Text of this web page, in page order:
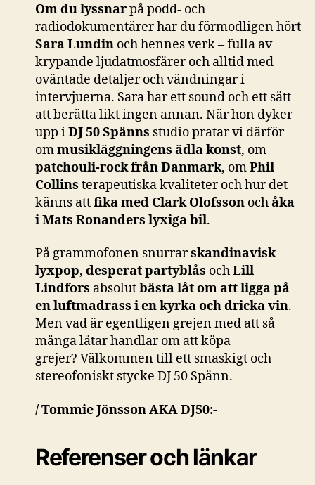
Om du lyssnarpå podd- och
radiodokumentärer har du förmodligen hört
Sara Lundin och hennes verk – fulla av
krypande ljudatmosfärer och alltid med
oväntade detaljer och vändningar i
intervjuerna. Sara har ett sound och ett sätt
att berätta likt ingen annan. När hon dyker
upp iDJ 50 Spänns studio pratar vi därför
ommusikläggningens ädla konst, om
patchouli-rock från Danmark, omPhil
Collins terapeutiska kvaliteter och hur det
känns attfika med Clark Olofsson ochåka
i Mats Ronanders lyxiga bil.
På grammofonen snurrarskandinavisk
lyxpop, desperat partyblås ochLill
Lindfors absolutbästa låt om att ligga på
en luftmadrass i en kyrka och dricka vin.
Men vad är egentligen grejen med att så
många låtar handlar om att köpa
grejer? Välkommen till ett smaskigt och
stereofoniskt stycke DJ 50 Spänn.
/ Tommie Jönsson AKA DJ50:-
Referenser och länkar